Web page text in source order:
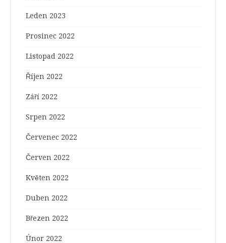
Leden 2023
Prosinec 2022
Listopad 2022
Říjen 2022
Září 2022
Srpen 2022
Červenec 2022
Červen 2022
Květen 2022
Duben 2022
Březen 2022
Únor 2022